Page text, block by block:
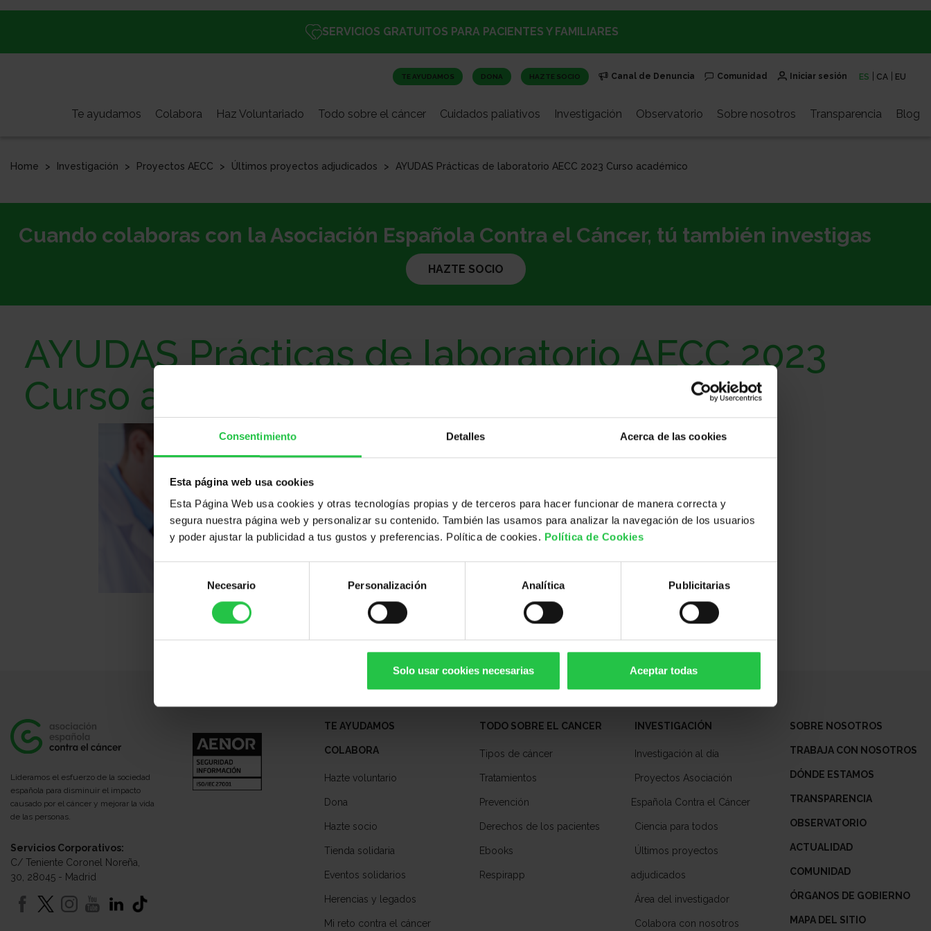
Consentimiento Detalles Acerca de las cookies
Esta página web usa cookies
Esta Página Web usa cookies y otras tecnologías propias y de terceros para hacer funcionar de manera correcta y
segura nuestra página web y personalizar su contenido. También las usamos para analizar la navegación de los usuarios
y poder ajustar la publicidad a tus gustos y preferencias. Política de cookies. Política de Cookies
consentimiento
Necesario Personalización Analítica Publicitarias
Solo usar cookies necesarias Aceptar todas
contenido
SERVICIOS GRATUITOS PARA PACIENTES Y FAMILIARES
TE AYUDAMOS DONA HAZTE SOCIO Canal de Denuncia Comunidad Iniciar sesión ES CA EU
Te ayudamos Colabora Haz Voluntariado Todo sobre el cáncer Cuidados paliativos Investigación Observatorio Sobre nosotros Transparencia Blog
Home Investigación Proyectos AECC Últimos proyectos adjudicados AYUDAS Prácticas de laboratorio AECC 2023 Curso académico
Cuando colaboras con la Asociación Española Contra el Cáncer, tú también investigas
HAZTE SOCIO
AYUDAS Prácticas de laboratorio AECC 2023
Curso académico
(01/12/2023)
Adjudicaciones provisionales
Lideramos el esfuerzo de la sociedad
española para disminuir el impacto
causado por el cáncer y mejorar la vida
de las personas.
Servicios Corporativos:
C/ Teniente Coronel Noreña,
30, 28045 - Madrid
TE AYUDAMOS
COLABORA
Hazte voluntario
Dona
Hazte socio
Tienda solidaria
Eventos solidarios
Herencias y legados
Mi reto contra el cáncer
TODO SOBRE EL CANCER
Tipos de cáncer
Tratamientos
Prevención
Derechos de los pacientes
Ebooks
Respirapp
INVESTIGACIÓN
Investigación al día
Proyectos Asociación
Española Contra el Cáncer
Ciencia para todos
Últimos proyectos
adjudicados
Área del investigador
Colabora con nosotros
SOBRE NOSOTROS
TRABAJA CON NOSOTROS
DÓNDE ESTAMOS
TRANSPARENCIA
OBSERVATORIO
ACTUALIDAD
COMUNIDAD
ÓRGANOS DE GOBIERNO
MAPA DEL SITIO